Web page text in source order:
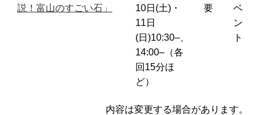
説！富山のすごい石」
10日(土)・
11日
(日)10:30–、
14:00–（各
回15分ほ
ど）
要
ベ
ン
ト
内容は変更する場合があります。